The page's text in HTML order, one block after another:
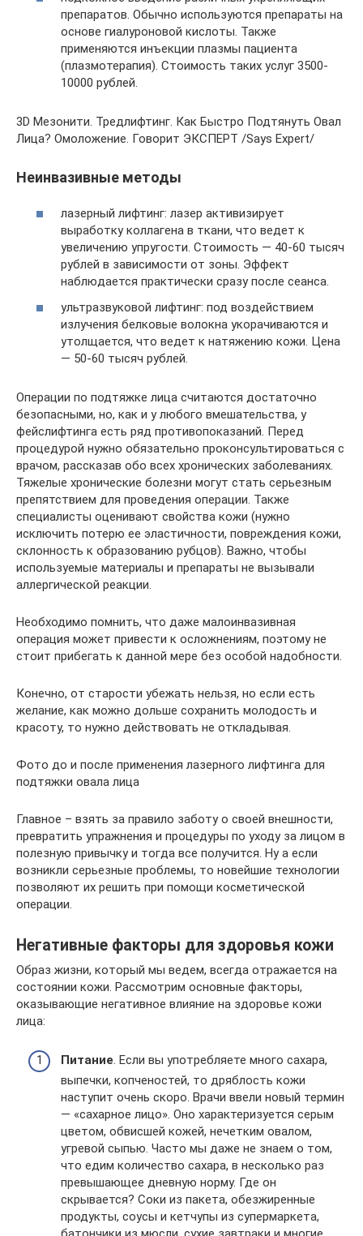
препаратов. Обычно используются препараты на
основе гиалуроновой кислоты. Также
применяются инъекции плазмы пациента
(плазмотерапия). Стоимость таких услуг 3500-
10000 рублей.
3D Мезонити. Тредлифтинг. Как Быстро Подтянуть Овал
Лица? Омоложение. Говорит ЭКСПЕРТ /Says Expert/
Неинвазивные методы
лазерный лифтинг: лазер активизирует
выработку коллагена в ткани, что ведет к
увеличению упругости. Стоимость — 40-60 тысяч
рублей в зависимости от зоны. Эффект
наблюдается практически сразу после сеанса.
ультразвуковой лифтинг: под воздействием
излучения белковые волокна укорачиваются и
утолщается, что ведет к натяжению кожи. Цена
— 50-60 тысяч рублей.
Операции по подтяжке лица считаются достаточно
безопасными, но, как и у любого вмешательства, у
фейслифтинга есть ряд противопоказаний. Перед
процедурой нужно обязательно проконсультироваться с
врачом, рассказав обо всех хронических заболеваниях.
Тяжелые хронические болезни могут стать серьезным
препятствием для проведения операции. Также
специалисты оценивают свойства кожи (нужно
исключить потерю ее эластичности, повреждения кожи,
склонность к образованию рубцов). Важно, чтобы
используемые материалы и препараты не вызывали
аллергической реакции.
Необходимо помнить, что даже малоинвазивная
операция может привести к осложнениям, поэтому не
стоит прибегать к данной мере без особой надобности.
Конечно, от старости убежать нельзя, но если есть
желание, как можно дольше сохранить молодость и
красоту, то нужно действовать не откладывая.
Фото до и после применения лазерного лифтинга для
подтяжки овала лица
Главное – взять за правило заботу о своей внешности,
превратить упражнения и процедуры по уходу за лицом в
полезную привычку и тогда все получится. Ну а если
возникли серьезные проблемы, то новейшие технологии
позволяют их решить при помощи косметической
операции.
Негативные факторы для здоровья кожи
Образ жизни, который мы ведем, всегда отражается на
состоянии кожи. Рассмотрим основные факторы,
оказывающие негативное влияние на здоровье кожи
лица:
Питание. Если вы употребляете много сахара,
выпечки, копченостей, то дряблость кожи
наступит очень скоро. Врачи ввели новый термин
— «сахарное лицо». Оно характеризуется серым
цветом, обвисшей кожей, нечетким овалом,
угревой сыпью. Часто мы даже не знаем о том,
что едим количество сахара, в несколько раз
превышающее дневную норму. Где он
скрывается? Соки из пакета, обезжиренные
продукты, соусы и кетчупы из супермаркета,